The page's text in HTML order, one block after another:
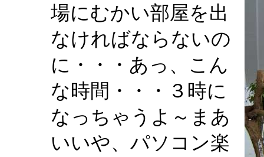
場にむかい部屋を出
なければならないの
に・・・あっ、こん
な時間・・・３時に
なっちゃうよ～まあ
いいや、パソコン楽